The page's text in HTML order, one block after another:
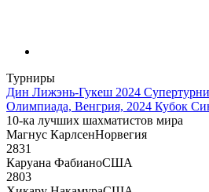
Турниры
Дин Лижэнь-Гукеш 2024
Олимпиада, Венгрия, 2024 Кубок
10-ка лучших шахматистов мира
Магнус КарлсенНорвегия
2831
Каруана ФабианоСША
2803